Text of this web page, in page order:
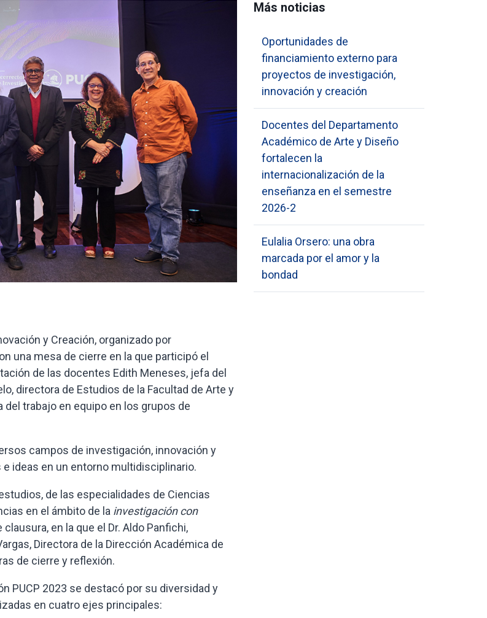
y Creación, organizado por
una mesa de cierre en la que participó el
de las docentes Edith Meneses, jefa del
directora de Estudios de la Facultad de Arte y
trabajo en equipo en los grupos de
campos de investigación, innovación y
ideas en un entorno multidisciplinario.
de las especialidades de Ciencias
en el ámbito de la investigación con
en la que el Dr. Aldo Panfichi,
Directora de la Dirección Académica de
de cierre y reflexión.
PUCP 2023 se destacó por su diversidad y
en cuatro ejes principales:
Más noticias
Oportunidades de
financiamiento externo para
proyectos de investigación,
innovación y creación
Docentes del Departamento
Académico de Arte y Diseño
fortalecen la
internacionalización de la
enseñanza en el semestre
2026-2
Eulalia Orsero: una obra
marcada por el amor y la
bondad